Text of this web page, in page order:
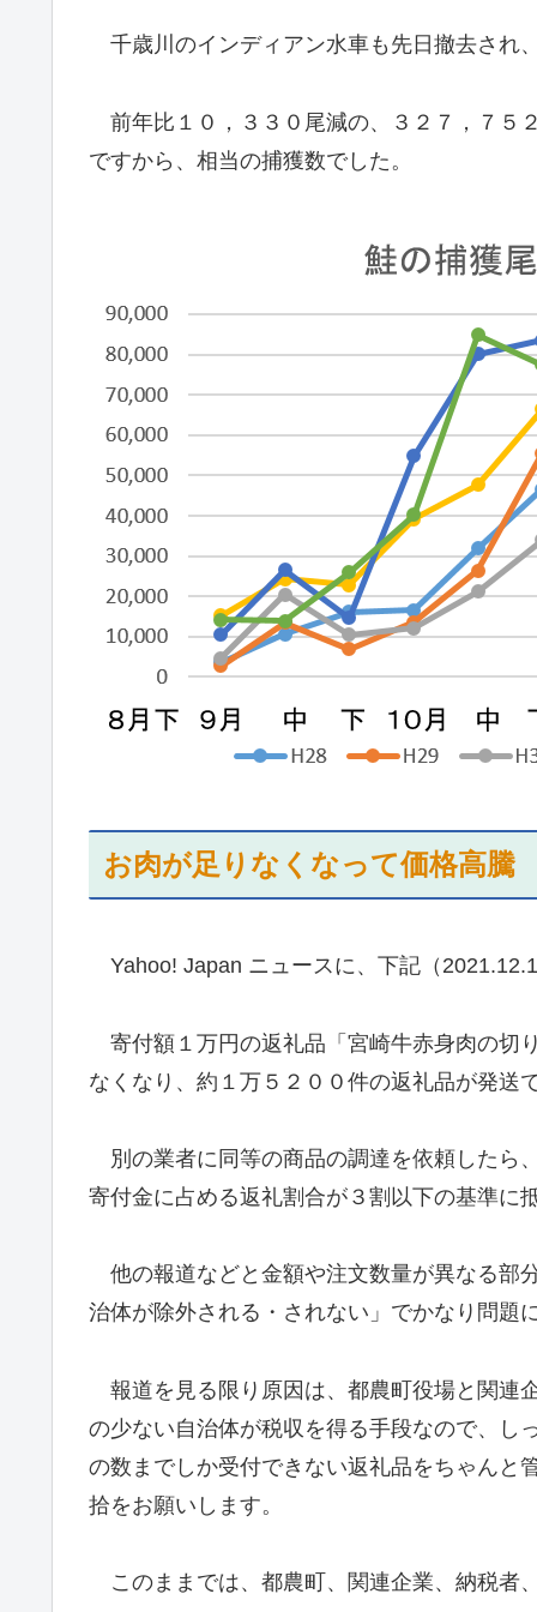
千歳川のインディアン水車も先日撤去され
前年比１０，３３０尾減の、３２７，７５
ですから、相当の捕獲数でした。
お肉が足りなくなって価格高騰
Yahoo! Japan ニュースに、下記（
寄付額１万円の返礼品「宮崎牛赤身肉の切
なくなり、約１万５２００件の返礼品が発送
別の業者に同等の商品の調達を依頼したら
寄付金に占める返礼割合が３割以下の基準に
他の報道などと金額や注文数量が異なる部
治体が除外される・されない」でかなり問題
報道を見る限り原因は、都農町役場と関連
の少ない自治体が税収を得る手段なので、し
の数までしか受付できない返礼品をちゃんと
拾をお願いします。
このままでは、都農町、関連企業、納税